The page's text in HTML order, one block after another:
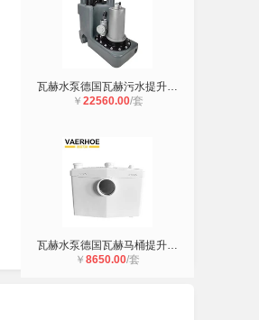
瓦赫水泵德国瓦赫污水提升设备HERTE.
￥ 22560.00/套
瓦赫水泵德国瓦赫马桶提升器AOCIKE 3
￥ 8650.00/套